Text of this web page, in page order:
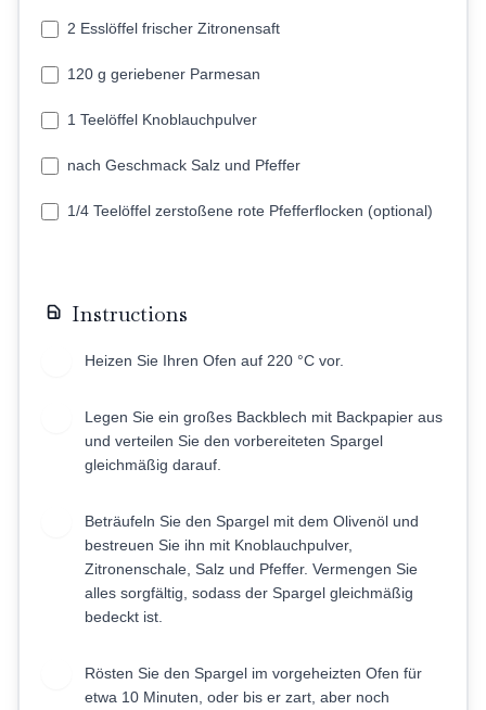
2 Esslöffel frischer Zitronensaft
120 g geriebener Parmesan
1 Teelöffel Knoblauchpulver
nach Geschmack Salz und Pfeffer
1/4 Teelöffel zerstoßene rote Pfefferflocken (optional)
Instructions
Heizen Sie Ihren Ofen auf 220 °C vor.
Legen Sie ein großes Backblech mit Backpapier aus
und verteilen Sie den vorbereiteten Spargel
gleichmäßig darauf.
Beträufeln Sie den Spargel mit dem Olivenöl und
bestreuen Sie ihn mit Knoblauchpulver,
Zitronenschale, Salz und Pfeffer. Vermengen Sie
alles sorgfältig, sodass der Spargel gleichmäßig
bedeckt ist.
Rösten Sie den Spargel im vorgeheizten Ofen für
etwa 10 Minuten, oder bis er zart, aber noch